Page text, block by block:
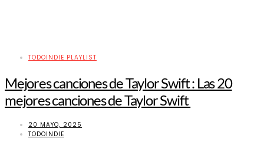
TODOINDIE PLAYLIST
Mejores canciones de Taylor Swift : Las 20
mejores canciones de Taylor Swift
20 MAYO, 2025
TODOINDIE